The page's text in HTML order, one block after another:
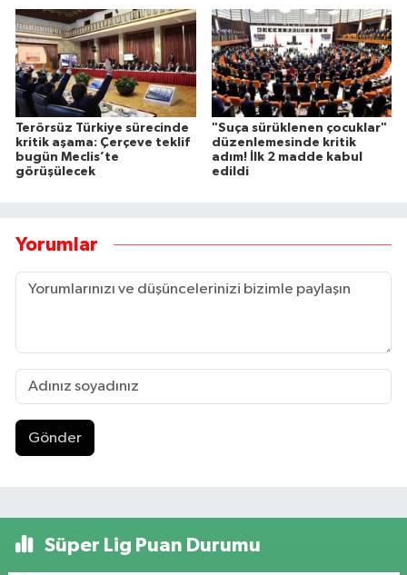
Terörsüz Türkiye sürecinde
kritik aşama: Çerçeve teklif
bugün Meclis’te
görüşülecek
"Suça sürüklenen çocuklar"
düzenlemesinde kritik
adım! İlk 2 madde kabul
edildi
Yorumlar
Gönder
Süper Lig Puan Durumu